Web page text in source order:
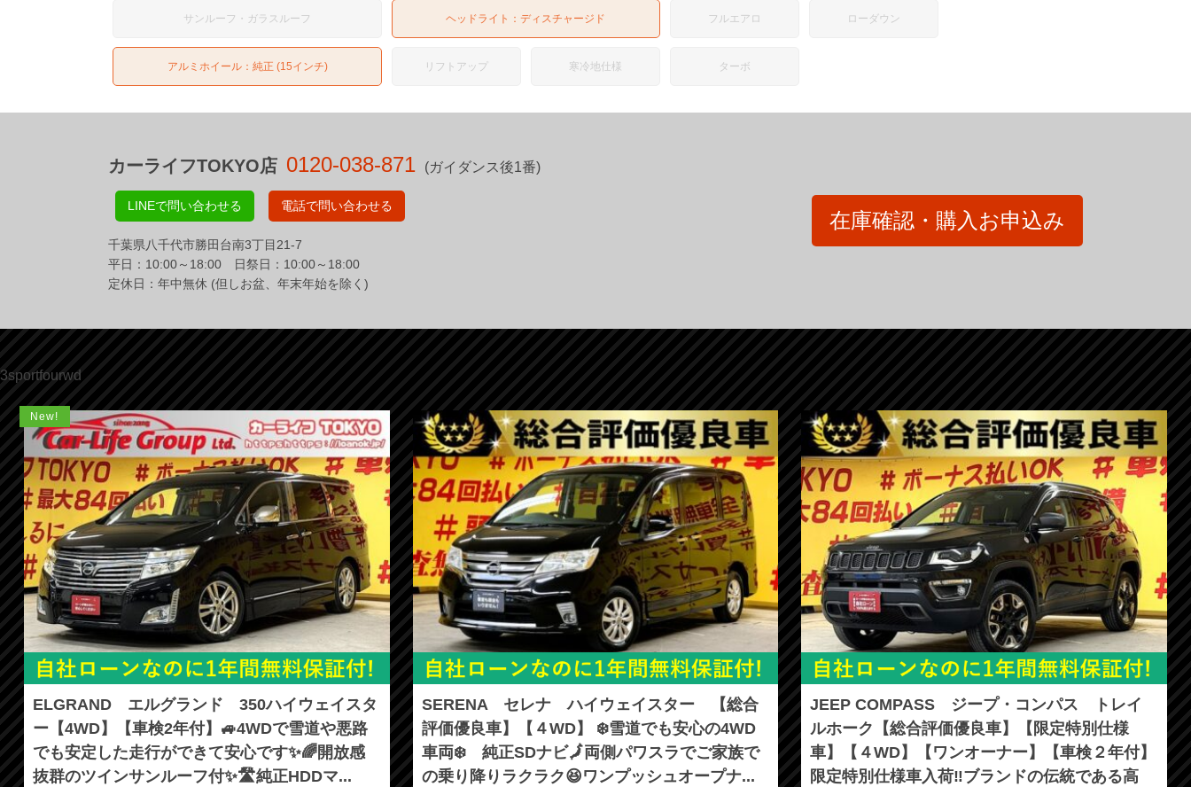
サンルーフ・ガラスルーフ ヘッドライト：ディスチャージド フルエアロ ローダウン
アルミホイール：純正 (15インチ) リフトアップ 寒冷地仕様 ターボ
カーライフTOKYO店 0120-038-871 (ガイダンス後1番)
LINEで問い合わせる 電話で問い合わせる
千葉県八千代市勝田台南3丁目21-7
平日：10:00～18:00 日祭日：10:00～18:00
定休日：年中無休 (但しお盆、年末年始を除く)
在庫確認・購入お申込み
3sportfourwd
New!
ELGRAND エルグランド 350ハイウェイスタ
ー【4WD】【車検2年付】🚙4WDで雪道や悪路
でも安定した走行ができて安心です✨🌈開放感
抜群のツインサンルーフ付✨🛣️純正HDDマ...
SERENA セレナ ハイウェイスター 【総合
評価優良車】【４WD】 ❄️雪道でも安心の4WD
車両❄️ 純正SDナビ🗾両側パワスラでご家族で
の乗り降りラクラク😆ワンプッシュオープナ...
JEEP COMPASS ジープ・コンパス トレイ
ルホーク【総合評価優良車】【限定特別仕様
車】【４WD】【ワンオーナー】【車検２年付】
限定特別仕様車入荷‼️ブランドの伝統である高